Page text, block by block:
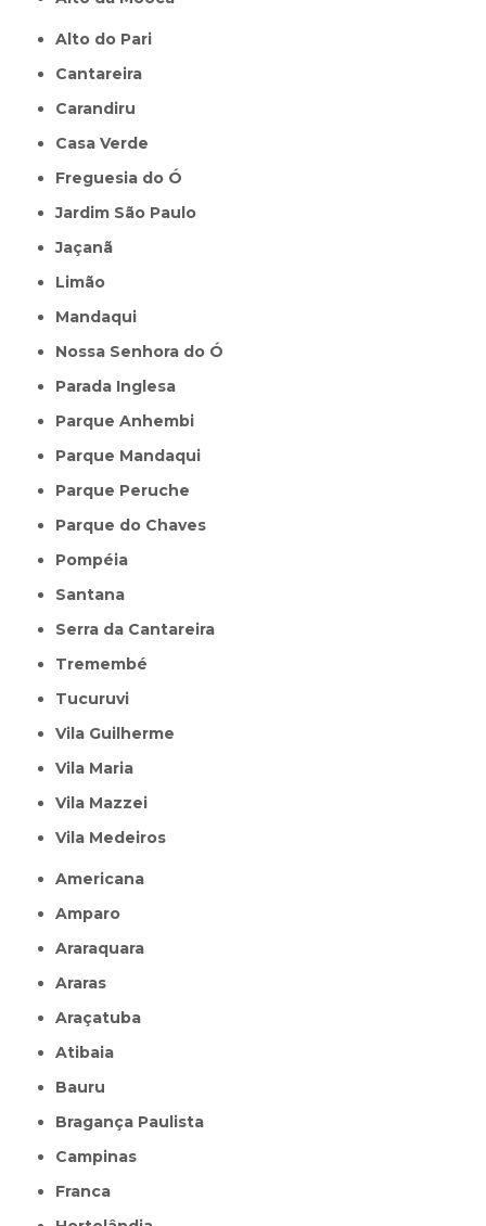
Alto do Pari
Cantareira
Carandiru
Casa Verde
Freguesia do Ó
Jardim São Paulo
Jaçanã
Limão
Mandaqui
Nossa Senhora do Ó
Parada Inglesa
Parque Anhembi
Parque Mandaqui
Parque Peruche
Parque do Chaves
Pompéia
Santana
Serra da Cantareira
Tremembé
Tucuruvi
Vila Guilherme
Vila Maria
Vila Mazzei
Vila Medeiros
Americana
Amparo
Araraquara
Araras
Araçatuba
Atibaia
Bauru
Bragança Paulista
Campinas
Franca